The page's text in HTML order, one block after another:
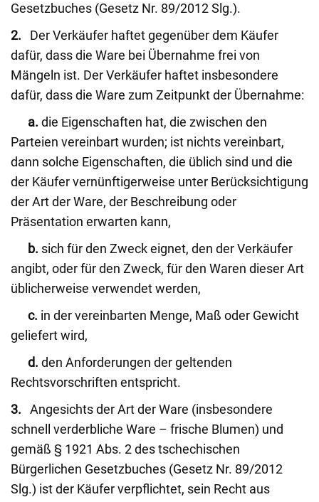
Gesetzbuches (Gesetz Nr. 89/2012 Slg.).
2. Der Verkäufer haftet gegenüber dem Käufer
dafür, dass die Ware bei Übernahme frei von
Mängeln ist. Der Verkäufer haftet insbesondere
dafür, dass die Ware zum Zeitpunkt der Übernahme:
a. die Eigenschaften hat, die zwischen den
Parteien vereinbart wurden; ist nichts vereinbart,
dann solche Eigenschaften, die üblich sind und die
der Käufer vernünftigerweise unter Berücksichtigung
der Art der Ware, der Beschreibung oder
Präsentation erwarten kann,
b. sich für den Zweck eignet, den der Verkäufer
angibt, oder für den Zweck, für den Waren dieser Art
üblicherweise verwendet werden,
c. in der vereinbarten Menge, Maß oder Gewicht
geliefert wird,
d. den Anforderungen der geltenden
Rechtsvorschriften entspricht.
3.
Angesichts der Art der Ware (insbesondere
schnell verderbliche Ware – frische Blumen) und
gemäß § 1921 Abs. 2 des tschechischen
Bürgerlichen Gesetzbuches (Gesetz Nr. 89/2012
Slg.) ist der Käufer verpflichtet, sein Recht aus